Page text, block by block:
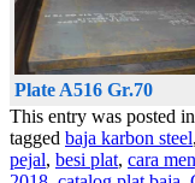
Plate A516 Gr.70
This entry was posted in
tagged baja karbon steel,
pejal, besi plat, cara